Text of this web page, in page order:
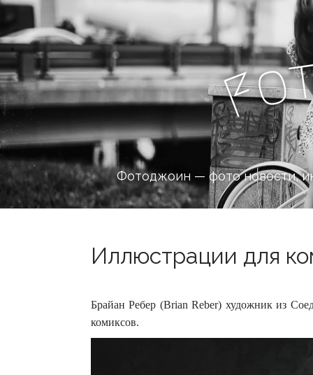
Fo
Фотоджоин — фото новости,
Иллюстрации для
Брайан Ребер (Brian Reber) художник из
комиксов.